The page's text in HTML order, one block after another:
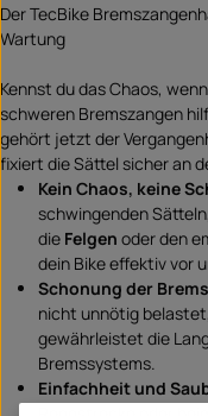
Der TecBike
Wartung
Kennst du das Chaos,
schweren Bremszangen
gehört jetzt der
fixiert die Sättel sicher an
Kein Chaos, keine
schwingenden
die Felgen oder den
dein Bike effektiv vor
Schonung der
nicht unnötig
gewährleistet die
Bremssystems.
Einfachheit und